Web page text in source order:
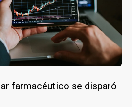
farmacéutico se disparó